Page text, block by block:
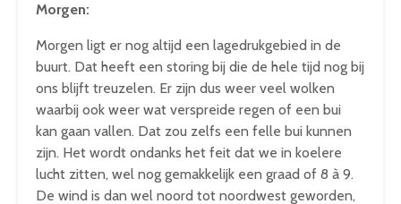
Morgen:
Morgen ligt er nog altijd een lagedrukgebied in de
buurt. Dat heeft een storing bij die de hele tijd nog bij
ons blijft treuzelen. Er zijn dus weer veel wolken
waarbij ook weer wat verspreide regen of een bui
kan gaan vallen. Dat zou zelfs een felle bui kunnen
zijn. Het wordt ondanks het feit dat we in koelere
lucht zitten, wel nog gemakkelijk een graad of 8 à 9.
De wind is dan wel noord tot noordwest geworden,